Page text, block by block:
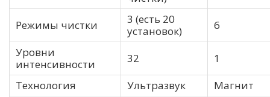
Режимы чистки
3 (есть 20
установок)
6
Уровни
интенсивности
32
1
Технология
Ультразвук
Магнит